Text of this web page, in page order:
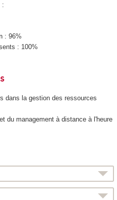
:
: 96%
: 100%
dans la gestion des ressources
du management à distance à l'heure